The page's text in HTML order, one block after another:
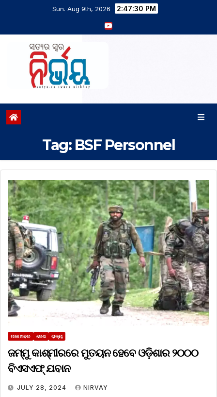
Sun. Aug 9th, 2026 2:47:30 PM
Tag: BSF Personnel
ତାଜା ଖବର ଦେଶ ରାଜ୍ୟ
ଜମ୍ମୁ କାଶ୍ମୀରରେ ମୁତୟନ ହେବେ ଓଡ଼ିଶାର ୨୦୦୦
ବିଏସଏଫ୍ ଯବାନ
JULY 28, 2024 NIRVAY